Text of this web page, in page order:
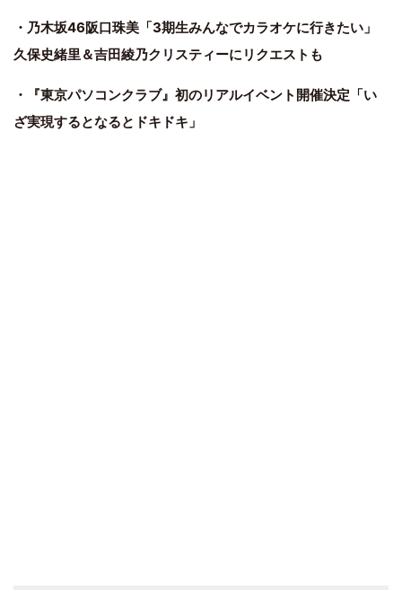
・乃木坂46阪口珠美「3期生みんなでカラオケに行きたい」
久保史緒里＆吉田綾乃クリスティーにリクエストも
・『東京パソコンクラブ』初のリアルイベント開催決定「い
ざ実現するとなるとドキドキ」